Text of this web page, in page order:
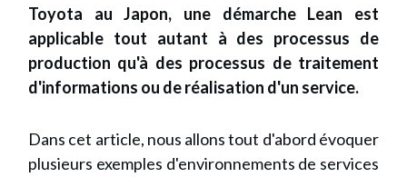
Toyota au Japon, une démarche Lean est
applicable tout autant à des processus de
production qu'à des processus de traitement
d'informations ou de réalisation d'un service.
Dans cet article, nous allons tout d'abord évoquer
plusieurs exemples d'environnements de services